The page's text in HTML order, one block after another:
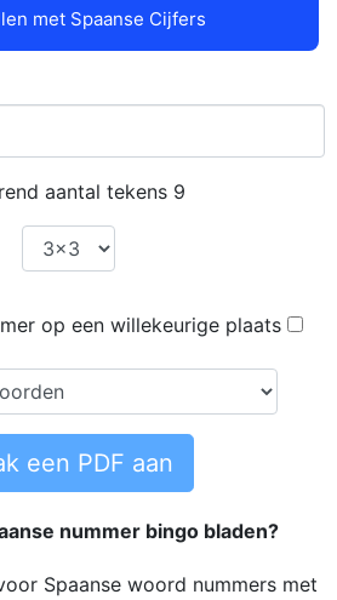
met Spaanse Cijfers
aantal tekens 9
op een willekeurige plaats
een PDF aan
nummer bingo bladen?
Spaanse woord nummers met